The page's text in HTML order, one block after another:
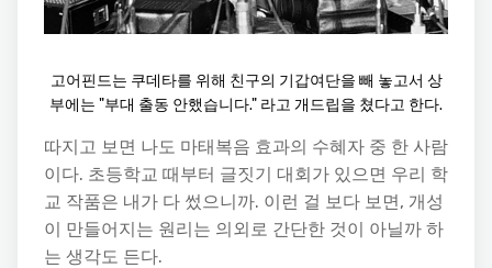
고어핀드는 쿠데타를 위해 친구의 기갑여단을 빼 놓고서 상
부에는 "부대 출동 안했습니다." 라고 개드립을 쳤다고 한다.
따지고 보면 나도 마태복음 효과의 수혜자 중 한 사람
이다. 초등학교 때부터 글짓기 대회가 있으면 우리 학
교 작품은 내가 다 썼으니까. 이런 걸 보다 보면, 개성
이 만들어지는 원리는 의외로 간단한 것이 아닐까 하
는 생각도 든다.